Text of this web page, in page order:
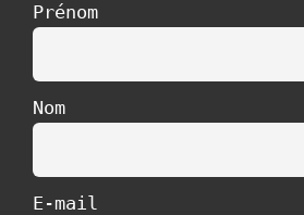
Prénom
Nom
E-mail